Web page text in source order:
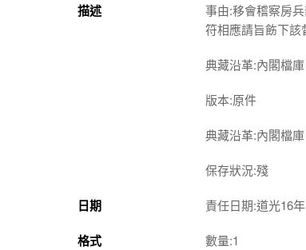
描述
事由:移會稽察房
符相應請旨飭下該
典藏沿革:內閣檔庫
版本:原件
典藏沿革:內閣檔庫
保存狀況:殘
日期 責任日期:道光16
格式 數量:1